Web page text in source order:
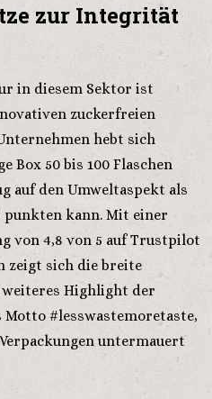
zur Integrität
in diesem Sektor ist
zuckerfreien
hebt sich
Box 50 bis 100 Flaschen
auf den Umweltaspekt als
kann. Mit einer
von 4,8 von 5 auf Trustpilot
zeigt sich die breite
weiteres Highlight der
#lesswastemoretaste,
untermauert